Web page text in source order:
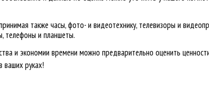
также часы, фото- и видеотехнику, телевизоры и
телефоны и планшеты.
и экономии времени можно предварительно оценить
ваших руках!